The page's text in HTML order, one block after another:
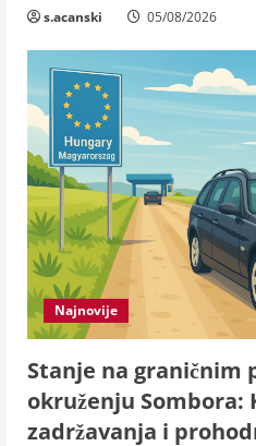
s.acanski 05/08/2026
Najnovije
Stanje na graničnim
okruženju Sombora:
zadržavanja i